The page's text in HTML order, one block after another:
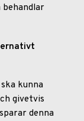
kunna
givetvis
denna